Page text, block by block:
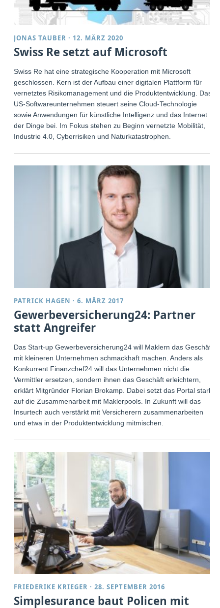
JONAS TAUBER · 12. MÄRZ 2020
Swiss Re setzt auf Microsoft
Swiss Re hat eine strategische Kooperation mit Microsoft
geschlossen. Kern ist der Aufbau einer digitalen Plattform für
vernetztes Risikomanagement und die Produktentwicklung. Das
US-Softwareunternehmen steuert seine Cloud-Technologie
sowie Anwendungen für künstliche Intelligenz und das Internet
der Dinge bei. Im Fokus stehen zu Beginn vernetzte Mobilität,
Industrie 4.0, Cyberrisiken und Naturkatastrophen.
PATRICK HAGEN ·6. MÄRZ 2017
Gewerbeversicherung24: Partner
statt Angreifer
Das Start-up Gewerbeversicherung24 will Maklern das Geschäft
mit kleineren Unternehmen schmackhaft machen. Anders als
Konkurrent Finanzchef24 will das Unternehmen nicht die
Vermittler ersetzen, sondern ihnen das Geschäft erleichtern,
erklärt Mitgründer Florian Brokamp. Dabei setzt das Portal stark
auf die Zusammenarbeit mit Maklerpools. In Zukunft will das
Insurtech auch verstärkt mit Versicherern zusammenarbeiten
und etwa in der Produktentwicklung mitmischen.
FRIEDERIKE KRIEGER ·28. SEPTEMBER 2016
Simplesurance baut Policen mit